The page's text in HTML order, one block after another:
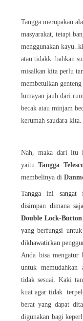
Tangga merupakan
masyarakat, tetapi
menggunakan
atau tidakk..bahkan
misalkan kita perlu
membetulkan
lumayan jauh dari
becak atau minjam
kerumah saudara kita.
Nah, maka dari itu
yaituTangga
membelinya di
Tangga ini sangat
disimpan dimana
Double Lock-Button
yang berfungsi
dikhawatirkan
Anda bisa mengatur
untuk memudahkan
tidak sesuai. Kaki
kuat agar tidak
berat yang dapat
digunakan bagi